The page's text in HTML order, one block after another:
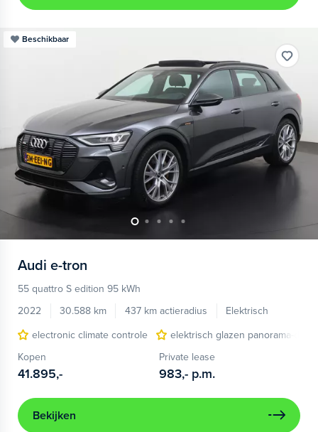
Beschikbaar
Audi e-tron
55 quattro S edition 95 kWh
2022
30.588 km 437 km actieradius
Elektrisch
electronic climate controle
elektrisch glazen panorama-dak
Kopen
41.895,-
Private lease
983,- p.m.
Bekijken